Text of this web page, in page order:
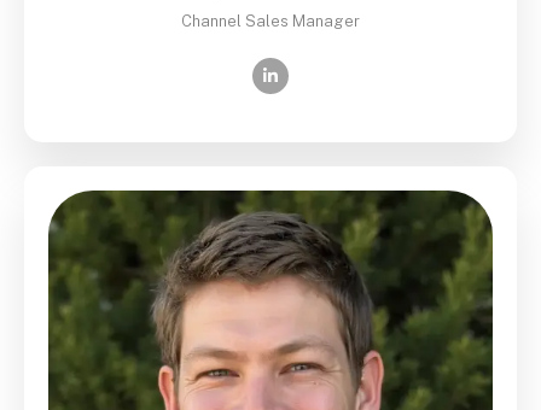
Channel Sales Manager